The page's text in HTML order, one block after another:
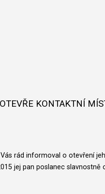
KONTAKTNÍ
rád informoval o otevření
jej pan poslanec slavnostně